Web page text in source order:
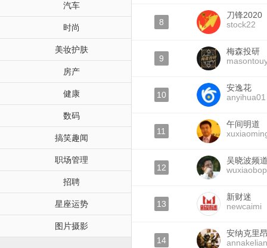
汽车
时尚
美妆护肤
房产
健康
数码
搞笑趣闻
职场管理
招聘
星座运势
图片摄影
8
刀锋2020
stock22
9
梅森投研
10
安逸花
anyihua01
11
午间明道
12
吴晓波频
13
新财迷
newcaimi
14
安纳克里